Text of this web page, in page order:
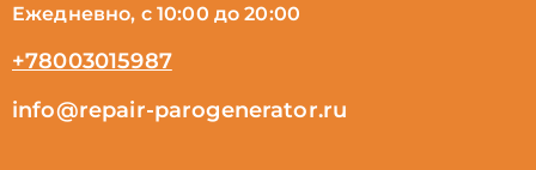
Ежедневно, с 10:00 до 20:00
+78003015987
info@repair-parogenerator.ru